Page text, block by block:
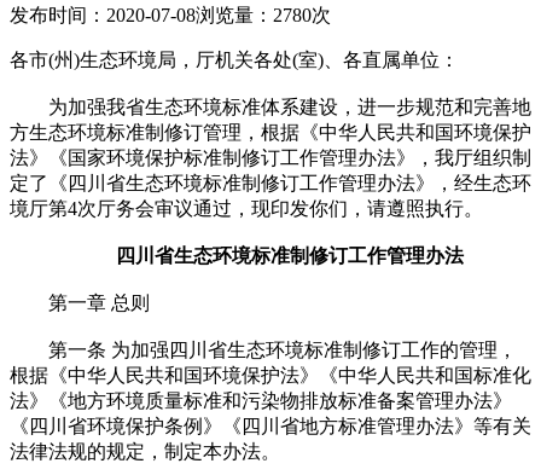
发布时间：2020-07-08浏览量：2780次
各市(州)生态环境局，厅机关各处(室)、各直属单位：
为加强我省生态环境标准体系建设，进一步规范和完善地
方生态环境标准制修订管理，根据《中华人民共和国环境保护
法》《国家环境保护标准制修订工作管理办法》，我厅组织制
定了《四川省生态环境标准制修订工作管理办法》，经生态环
境厅第4次厅务会审议通过，现印发你们，请遵照执行。
四川省生态环境标准制修订工作管理办法
第一章 总则
第一条 为加强四川省生态环境标准制修订工作的管理，
根据《中华人民共和国环境保护法》《中华人民共和国标准化
法》《地方环境质量标准和污染物排放标准备案管理办法》
《四川省环境保护条例》《四川省地方标准管理办法》等有关
法律法规的规定，制定本办法。